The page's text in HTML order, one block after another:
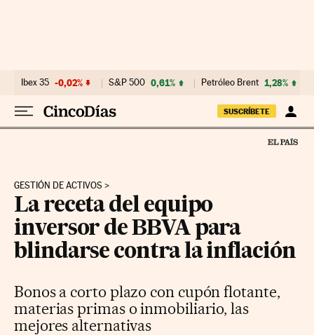
Ibex 35 -0,02% S&P 500 0,61% Petróleo Brent 1,28%
SUSCRÍBETE
GESTIÓN DE ACTIVOS
La receta del equipo
inversor de BBVA para
blindarse contra la inflación
Bonos a corto plazo con cupón flotante,
materias primas o inmobiliario, las
mejores alternativas